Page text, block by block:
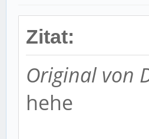
Zitat:
Original von
hehe